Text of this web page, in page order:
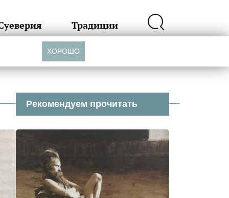
Традиции
Рекомендуем прочитать
ХОРОШО